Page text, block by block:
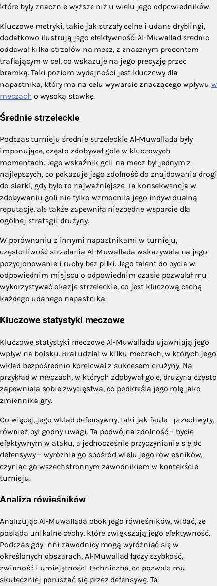
które były znacznie wyższe niż u wielu jego odpowiedników.
Kluczowe metryki, takie jak strzały celne i udane dryblingi,
dodatkowo ilustrują jego efektywność. Al-Muwallad średnio
oddawał kilka strzałów na mecz, z znacznym procentem
trafiającym w cel, co wskazuje na jego precyzję przed
bramką. Taki poziom wydajności jest kluczowy dla
napastnika, który ma na celu wywarcie znaczącego wpływu w
meczach o wysoką stawkę.
Średnie strzeleckie
Podczas turnieju średnie strzeleckie Al-Muwallada były
imponujące, często zdobywał gole w kluczowych
momentach. Jego wskaźnik goli na mecz był jednym z
najlepszych, co pokazuje jego zdolność do znajdowania drogi
do siatki, gdy było to najważniejsze. Ta konsekwencja w
zdobywaniu goli nie tylko wzmocniła jego indywidualną
reputację, ale także zapewniła niezbędne wsparcie dla
ogólnej strategii drużyny.
W porównaniu z innymi napastnikami w turnieju,
częstotliwość strzelania Al-Muwallada wskazywała na jego
pozycjonowanie i ruchy bez piłki. Jego talent do bycia w
odpowiednim miejscu o odpowiednim czasie pozwalał mu
wykorzystywać okazje strzeleckie, co jest kluczową cechą
każdego udanego napastnika.
Kluczowe statystyki meczowe
Kluczowe statystyki meczowe Al-Muwallada ujawniają jego
wpływ na boisku. Brał udział w kilku meczach, w których jego
wkład bezpośrednio korelował z sukcesem drużyny. Na
przykład w meczach, w których zdobywał gole, drużyna często
zapewniała sobie zwycięstwa, co podkreśla jego rolę jako
zmiennika gry.
Co więcej, jego wkład defensywny, taki jak faule i przechwyty,
również był godny uwagi. Ta podwójna zdolność – bycie
efektywnym w ataku, a jednocześnie przyczynianie się do
defensywy – wyróżnia go spośród wielu jego rówieśników,
czyniąc go wszechstronnym zawodnikiem w kontekście
turnieju.
Analiza rówieśników
Analizując Al-Muwallada obok jego rówieśników, widać, że
posiada unikalne cechy, które zwiększają jego efektywność.
Podczas gdy inni zawodnicy mogą wyróżniać się w
określonych obszarach, Al-Muwallad łączy szybkość,
zwinność i umiejętności techniczne, co pozwala mu
skuteczniej poruszać się przez defensywę. Ta